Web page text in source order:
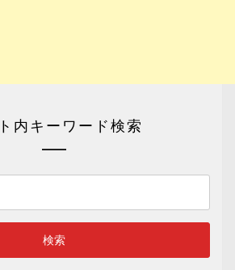
内キーワード検索